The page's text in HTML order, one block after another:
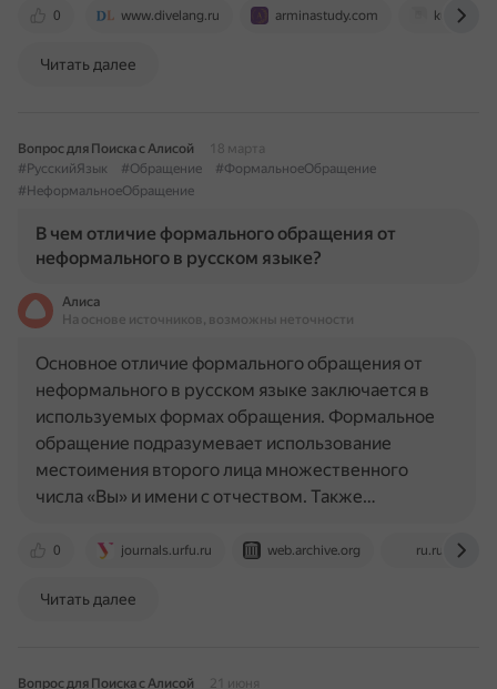
0 www.divelang.ru arminastudy.com
Читать далее
Вопрос для Поиска с Алисой
18 марта
#РусскийЯзык
#Обращение
#ФормальноеОбращение
#НеформальноеОбращение
В чем отличие формального обращения от
неформального в русском языке?
Алиса
На основе источников, возможны неточности
0 journals.urfu.ru web.archive.org ru.ruwiki.ru
Основное отличие формального обращения от
неформального в русском языке заключается в
используемых формах обращения. Формальное
обращение подразумевает использование
местоимения второго лица множественного
числа «Вы» и имени с отчеством. Также…
Читать далее
Вопрос для Поиска с Алисой
21 июня